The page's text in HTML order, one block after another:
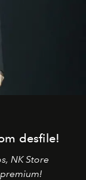
desfile!
NK Store